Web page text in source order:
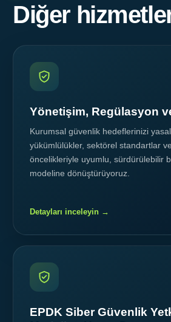
Diğer
Yönetişim, Regülasyon
Kurumsal güvenlik hedeflerinizi yasal
yükümlülükler, sektörel standartlar
öncelikleriyle uyumlu, sürdürülebilir
modeline dönüştürüyoruz.
Detayları inceleyin →
EPDK Siber Güvenlik